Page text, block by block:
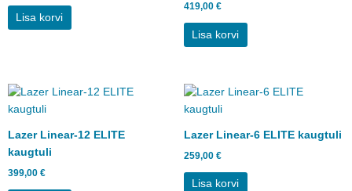
Lisa korvi
419,00 €
Lisa korvi
Lazer Linear-12 ELITE
kaugtuli
399,00 €
Lazer Linear-6 ELITE kaugtuli
259,00 €
Lisa korvi